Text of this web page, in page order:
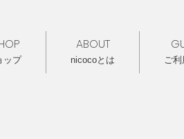
ップ
ABOUT
nicocoとは ご利